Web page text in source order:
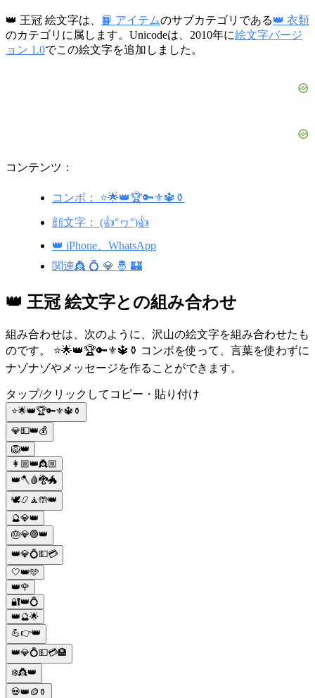
👑 王冠 絵文字は、 📙 アイテムのサブカテゴリである👑 衣類
のカテゴリに属します。Unicodeは、2010年に絵文字バージ
ョン 1.0でこの絵文字を追加しました。
コンテンツ：
コンボ： ⭐️🌟👑🏆🔑⚜️🔱⚱️
顔文字： (👍°ヮ°)👍
👑 iPhone、WhatsApp
関連👸 💍 💎 🤴 🏰
👑 王冠 絵文字との組み合わせ
組み合わせは、次のように、沢山の絵文字を組み合わせたも
のです。 ⭐️🌟👑🏆🔑⚜️🔱⚱️ コンボを使って、言葉を使わずに
ナゾナゾやメッセージを作ることができます。
タップ/クリックしてコピー・貼り付け
⭐️🌟👑🏆🔑⚜️🔱⚱️
💎💵👑💰
🦁👑
👩🏼👑👸🏼
👑🪓🩸🐉🐲
🕊️📿🧘🤲👑
🔮💎👑
🎂💎🟢👑
👑💎💍💵💳
🤍👑🩵
👑🌹
🔐👑💍
👑🔮🌟
💪👉👑
👑💎💍💵💳🏨
❄️👸👑
💀👑🪙⚱️